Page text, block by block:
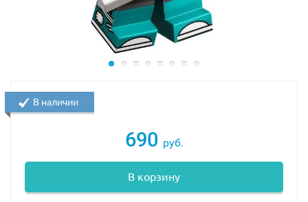
690 руб.
В корзину
В наличии